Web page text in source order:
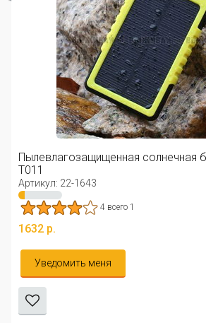
Пылевлагозащищенная солнечная
T011
Артикул: 22-1643
4 всего 1
1632 р.
Уведомить меня